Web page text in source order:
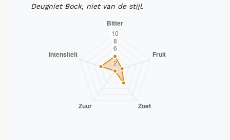
Deugniet Bock, niet van de stijl.